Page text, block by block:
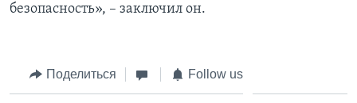
безопасность», – заключил он.
Поделиться Follow us